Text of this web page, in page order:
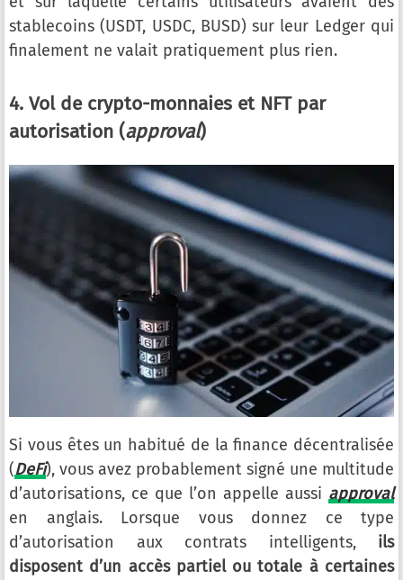
stablecoins (USDT, USDC, BUSD) sur leur Ledger qui
finalement ne valait pratiquement plus rien.
4. Vol de crypto-monnaies et NFT par
autorisation (approval)
Si vous êtes un habitué de la finance décentralisée
(DeFi), vous avez probablement signé une multitude
d’autorisations, ce que l’on appelle aussi approval
en anglais. Lorsque vous donnez ce type
d’autorisation aux contrats intelligents, ils
disposent d’un accès partiel ou totale à certaines